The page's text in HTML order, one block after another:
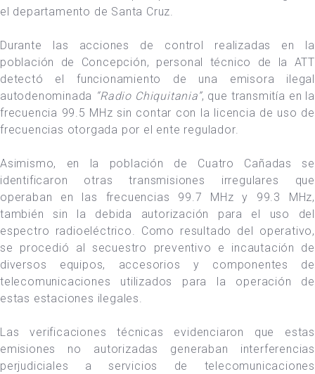
el departamento de Santa Cruz.
Durante las acciones de control realizadas en la
población de Concepción, personal técnico de la ATT
detectó el funcionamiento de una emisora ilegal
autodenominada “Radio Chiquitania”, que transmitía en la
frecuencia 99.5 MHz sin contar con la licencia de uso de
frecuencias otorgada por el ente regulador.
Asimismo, en la población de Cuatro Cañadas se
identificaron otras transmisiones irregulares que
operaban en las frecuencias 99.7 MHz y 99.3 MHz,
también sin la debida autorización para el uso del
espectro radioeléctrico. Como resultado del operativo,
se procedió al secuestro preventivo e incautación de
diversos equipos, accesorios y componentes de
telecomunicaciones utilizados para la operación de
estas estaciones ilegales.
Las verificaciones técnicas evidenciaron que estas
emisiones no autorizadas generaban interferencias
perjudiciales a servicios de telecomunicaciones